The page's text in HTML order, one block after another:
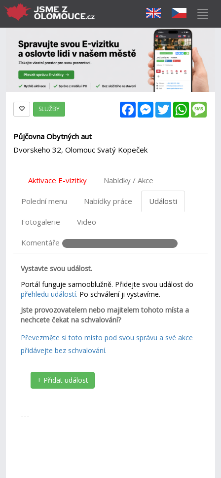
FacebookMessenger
Twitter
SLUŽBY
Půjčovna Obytných aut
Dvorskeho 32, Olomouc Svatý Kopeček
Aktivace E-vizitky Nabídky / Akce
Polední menu Nabídky práce Události
Fotogalerie Video
Komentáře
Vystavte svou událost.
Portál funguje samooblužně. Přidejte svou událost do
přehledu událostí. Po schválení ji vystavíme.
Jste provozovatelem nebo majitelem tohoto místa a
nechcete čekat na schvalování?
Převezměte si toto místo pod svou správu a své akce
přidávejte bez schvalování.
+ Přidat událost
---